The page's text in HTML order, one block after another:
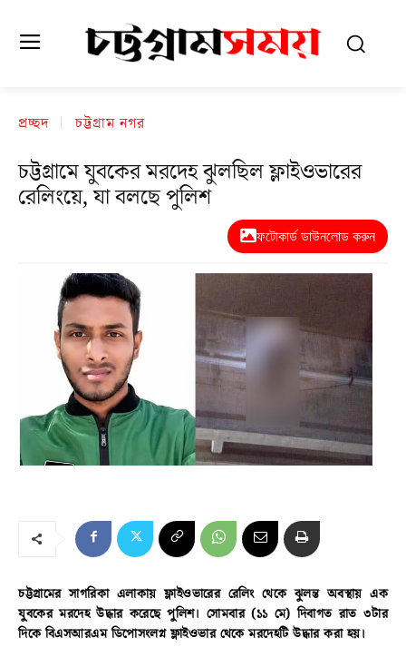
প্রচ্ছদ চট্টগ্রাম নগর
চট্টগ্রামে যুবকের মরদেহ ঝুলছিল ফ্লাইওভারের
রেলিংয়ে, যা বলছে পুলিশ
ফটোকার্ড ডাউনলোড করুন
চট্টগ্রামের সাগরিকা এলাকায় ফ্লাইওভারের রেলিং থেকে ঝুলন্ত অবস্থায় এক
যুবকের মরদেহ উদ্ধার করেছে পুলিশ। সোমবার (১১ মে) দিবাগত রাত ৩টার
দিকে বিএসআরএম ডিপোসংলগ্ন ফ্লাইওভার থেকে মরদেহটি উদ্ধার করা হয়।